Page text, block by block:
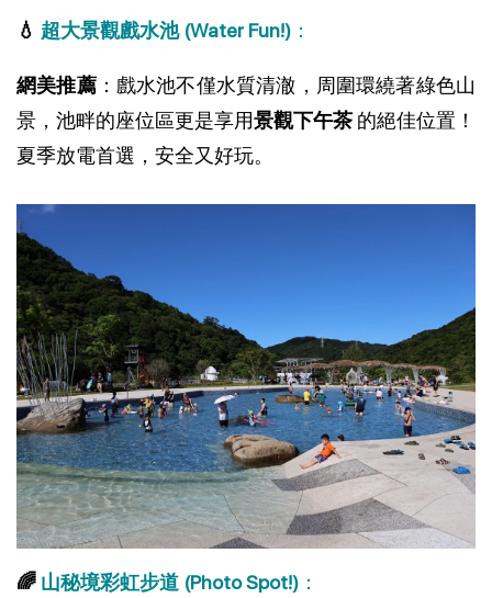
💧 超大景觀戲水池 (Water Fun!) ：
網美推薦：戲水池不僅水質清澈，周圍環繞著綠色山
景，池畔的座位區更是享用景觀下午茶 的絕佳位置！
夏季放電首選，安全又好玩。
🌈 山秘境彩虹步道 (Photo Spot!) ：